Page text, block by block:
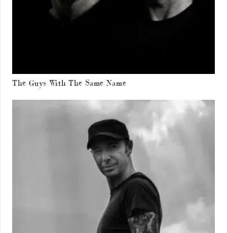
The Guys With The Same Name